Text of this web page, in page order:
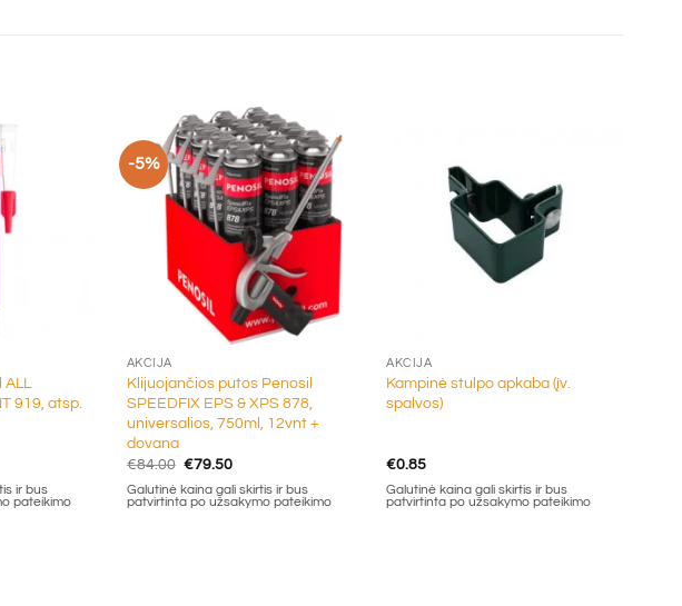
919, atsp.
ir bus
pateikimo
-5%
AKCIJA
Klijuojančios putos Penosil
SPEEDFIX EPS & XPS 878,
universalios, 750ml, 12vnt +
dovana
€84.00 Original
was:
€84.00.
€79.50Current
is:
€79.50.
Galutinė kaina gali skirtis ir bus
patvirtinta po užsakymo pateikimo
AKCIJA
Kampinė stulpo apkaba (įv.
spalvos)
€0.85
Galutinė kaina gali skirtis ir bus
patvirtinta po užsakymo pateikimo